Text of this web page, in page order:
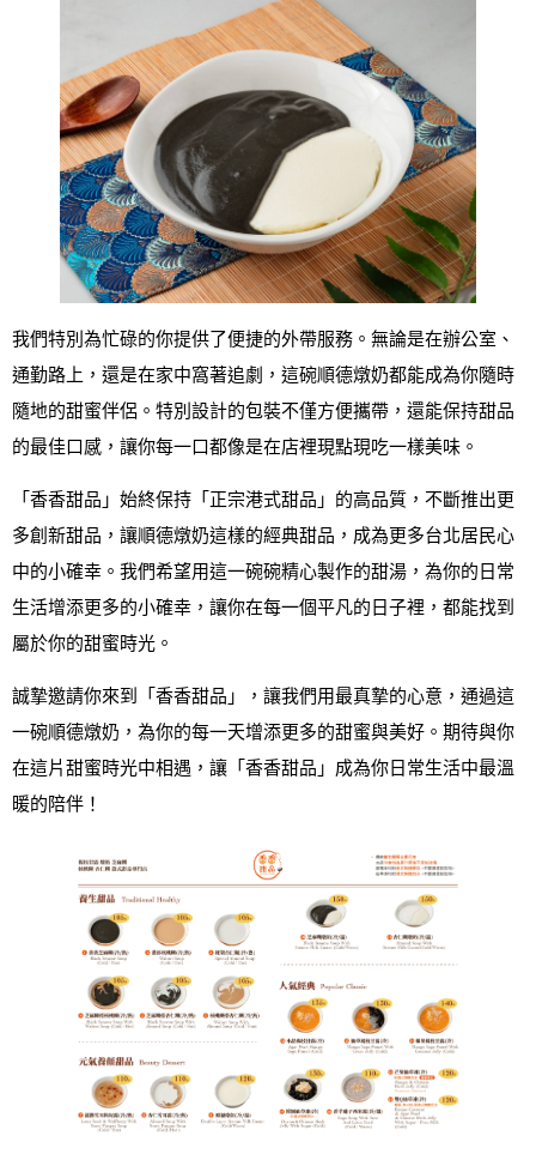
我們特別為忙碌的你提供了便捷的外帶服務。無論是在辦公室、
通勤路上，還是在家中窩著追劇，這碗順德燉奶都能成為你隨時
隨地的甜蜜伴侶。特別設計的包裝不僅方便攜帶，還能保持甜品
的最佳口感，讓你每一口都像是在店裡現點現吃一樣美味。
「香香甜品」始終保持「正宗港式甜品」的高品質，不斷推出更
多創新甜品，讓順德燉奶這樣的經典甜品，成為更多台北居民心
中的小確幸。我們希望用這一碗碗精心製作的甜湯，為你的日常
生活增添更多的小確幸，讓你在每一個平凡的日子裡，都能找到
屬於你的甜蜜時光。
誠摯邀請你來到「香香甜品」，讓我們用最真摯的心意，通過這
一碗順德燉奶，為你的每一天增添更多的甜蜜與美好。期待與你
在這片甜蜜時光中相遇，讓「香香甜品」成為你日常生活中最溫
暖的陪伴！